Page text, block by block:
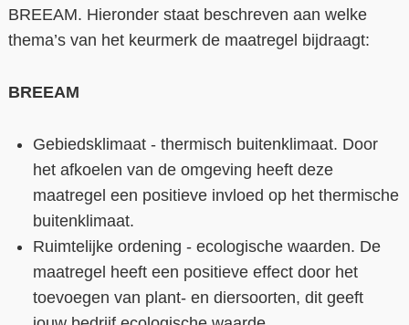
BREEAM. Hieronder staat beschreven aan welke
thema’s van het keurmerk de maatregel bijdraagt:
BREEAM
Gebiedsklimaat - thermisch buitenklimaat. Door
het afkoelen van de omgeving heeft deze
maatregel een positieve invloed op het thermische
buitenklimaat.
Ruimtelijke ordening - ecologische waarden. De
maatregel heeft een positieve effect door het
toevoegen van plant- en diersoorten, dit geeft